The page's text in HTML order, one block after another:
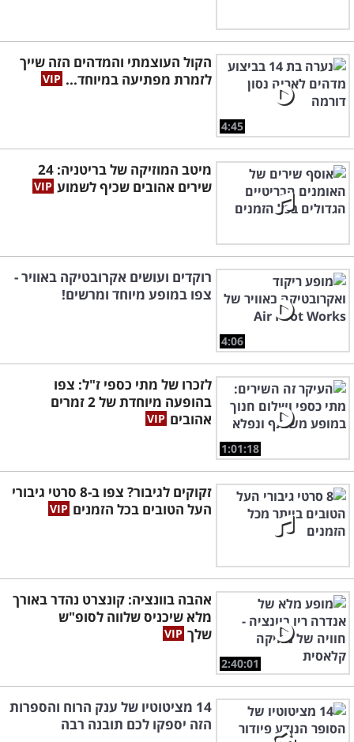
4:45
הקול העוצמתי והמדהים הזה שייך
לזמרת מפתיעה במיוחד...
מיטב המוזיקה של בריטניה: 24
שירים אהובים שכיף לשמוע
4:06
רוקדים ועושים אקרובטיקה באוויר -
צפו במופע מיוחד ומרשים!
1:01:18
לזכרו של מתי כספי ז"ל: צפו
בהופעה מיוחדת של 2 זמרים
אהובים
זקוקים לגיבור? צפו ב-8 סרטי גיבורי
העל הטובים בכל הזמנים
2:40:01
אהבה בוונציה: קונצרט נהדר באורך
מלא שיכניס שלווה לסופ"ש
שלך
14 מציטוטיו של ענק הרוח והספרות
הזה יספקו לכם תובנה רבה